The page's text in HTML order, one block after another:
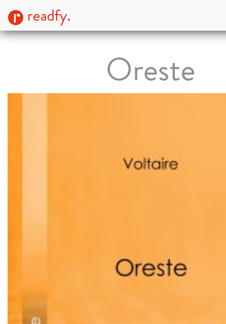
readfy.
Oreste